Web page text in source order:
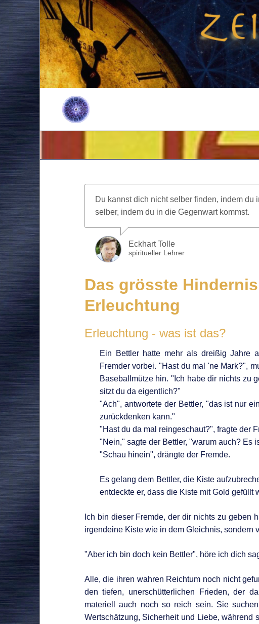
Du kannst dich nicht selber finden, indem
selber, indem du in die Gegenwart kommst.
Eckhart Tolle
spiritueller Lehrer
Das grösste
Erleuchtung
Erleuchtung - was ist das?
Ein Bettler hatte mehr als dreißig Jahre
Fremder vorbei. "Hast du mal 'ne Mark?",
Baseballmütze hin. "Ich habe dir nichts zu
sitzt du da eigentlich?"
"Ach", antwortete der Bettler, "das ist nur
zurückdenken kann."
"Hast du da mal reingeschaut?", fragte der
"Nein," sagte der Bettler, "warum auch? Es
"Schau hinein", drängte der Fremde.
Es gelang dem Bettler, die Kiste
entdeckte er, dass die Kiste mit Gold gefüllt
Ich bin dieser Fremde, der dir nichts zu geben
irgendeine Kiste wie in dem Gleichnis, sondern
"Aber ich bin doch kein Bettler", höre ich dich
Alle, die ihren wahren Reichtum noch nicht
den tiefen, unerschütterlichen Frieden, der
materiell auch noch so reich sein. Sie
Wertschätzung, Sicherheit und Liebe,